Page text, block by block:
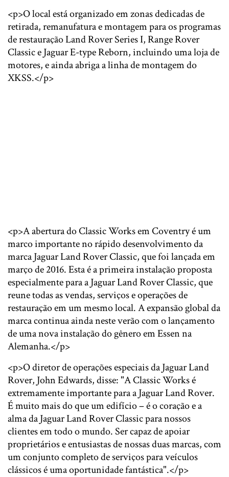
<p>O local está organizado em zonas dedicadas de
retirada, remanufatura e montagem para os programas
de restauração Land Rover Series I, Range Rover
Classic e Jaguar E-type Reborn, incluindo uma loja de
motores, e ainda abriga a linha de montagem do
XKSS.</p>
<p>A abertura do Classic Works em Coventry é um
marco importante no rápido desenvolvimento da
marca Jaguar Land Rover Classic, que foi lançada em
março de 2016. Esta é a primeira instalação proposta
especialmente para a Jaguar Land Rover Classic, que
reune todas as vendas, serviços e operações de
restauração em um mesmo local. A expansão global da
marca continua ainda neste verão com o lançamento
de uma nova instalação do gênero em Essen na
Alemanha.</p>
<p>O diretor de operações especiais da Jaguar Land
Rover, John Edwards, disse: "A Classic Works é
extremamente importante para a Jaguar Land Rover.
É muito mais do que um edifício – é o coração e a
alma da Jaguar Land Rover Classic para nossos
clientes em todo o mundo. Ser capaz de apoiar
proprietários e entusiastas de nossas duas marcas, com
um conjunto completo de serviços para veículos
clássicos é uma oportunidade fantástica".</p>